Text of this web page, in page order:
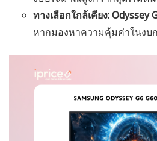
ทางเลือกใกล้เคียง:Odyssey
หากมองหาความคุ้มค่าในงบ